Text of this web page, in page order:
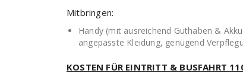
Mitbringen:
Handy (mit ausreichend Guthaben &
angepasste Kleidung, genügend
KOSTEN FÜR EINTRITT & BUSFAHRT